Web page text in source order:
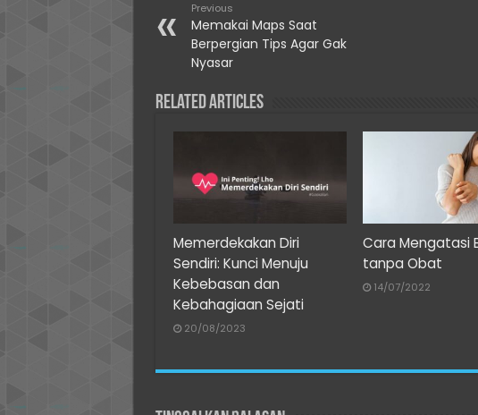
Previous
Memakai Maps Saat
Berpergian Tips Agar Gak
Nyasar
Related Articles
Memerdekakan Diri
Sendiri: Kunci Menuju
Kebebasan dan
Kebahagiaan Sejati
20/08/2023
Cara Mengatasi
tanpa Obat
14/07/2022